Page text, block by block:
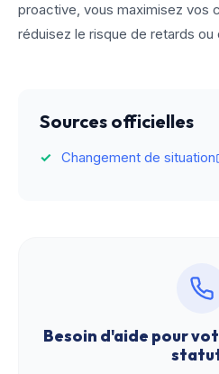
proactive, vous maximisez vos
réduisez le risque de retards ou
Sources officielles
Changement de situation
Besoin d'aide pour